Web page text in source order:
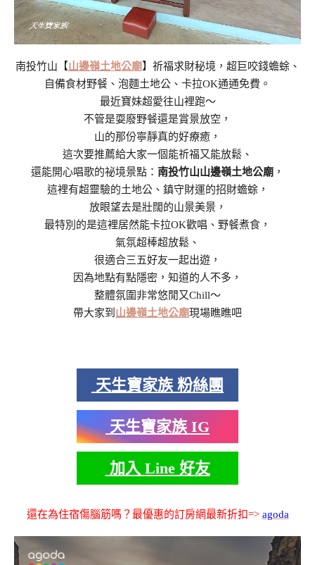
南投竹山【山邊嶺土地公廟】祈福求財秘境，超巨咬錢蟾蜍、
自備食材野餐、泡麵土地公、卡拉OK通通免費。
最近寶妹超愛往山裡跑～
不管是耍廢野餐還是賞景放空，
山的那份寧靜真的好療癒，
這次要推薦給大家一個能祈福又能放鬆、
還能開心唱歌的祕境景點： 南投竹山山邊嶺土地公廟 ，
這裡有超靈驗的土地公、鎮守財運的招財蟾蜍，
放眼望去是壯闊的山景美景，
最特別的是這裡居然能卡拉OK歡唱、野餐煮食，
氣氛超棒超放鬆、
很適合三五好友一起出遊，
因為地點有點隱密，知道的人不多，
整體氛圍非常悠閒又Chill～
帶大家到 山邊嶺土地公廟現場瞧瞧吧
天生寶家族 粉絲團
天生寶家族 IG
加入 Line 好友
還在為住宿傷腦筋嗎？最優惠的訂房網最新折扣=> agoda